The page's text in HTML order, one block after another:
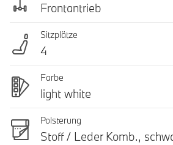
Frontantrieb
Sitzplätze
4
Farbe
light white
Polsterung
Stoff / Leder Komb.,